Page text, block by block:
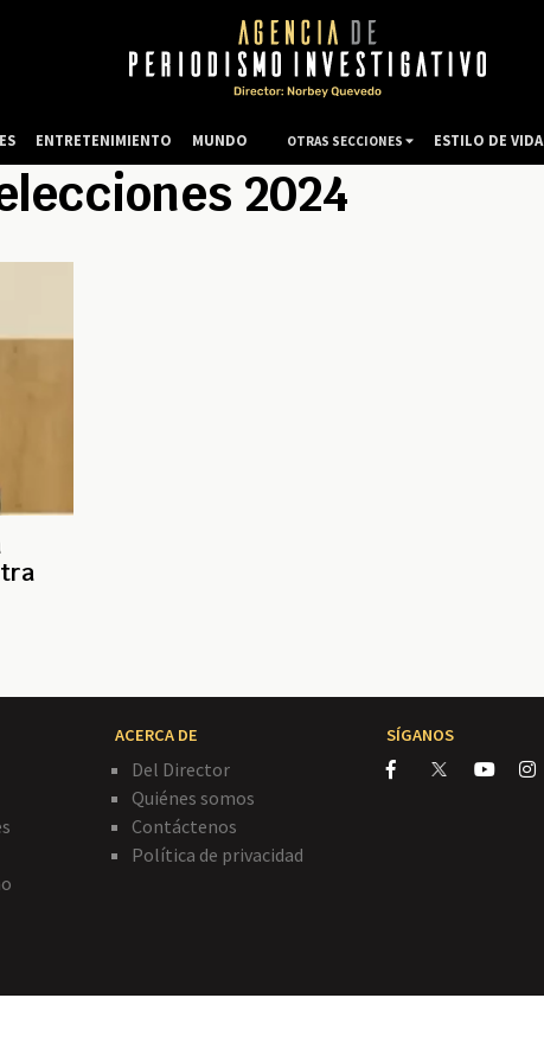
2024
ACERCA DE
Del Director
Quiénes somos
Contáctenos
Política de privacidad
SÍGANOS
ENTRETENIMIENTO MUNDO OTRAS SECCIONES ESTILO DE VIDA